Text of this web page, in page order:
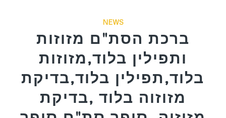
NEWS
ברכת הסת"ם מזוזות
ותפילין בלוד,מזוזות
בלוד,תפילין בלוד,בדיקת
מזוזוה בלוד ,בדיקת